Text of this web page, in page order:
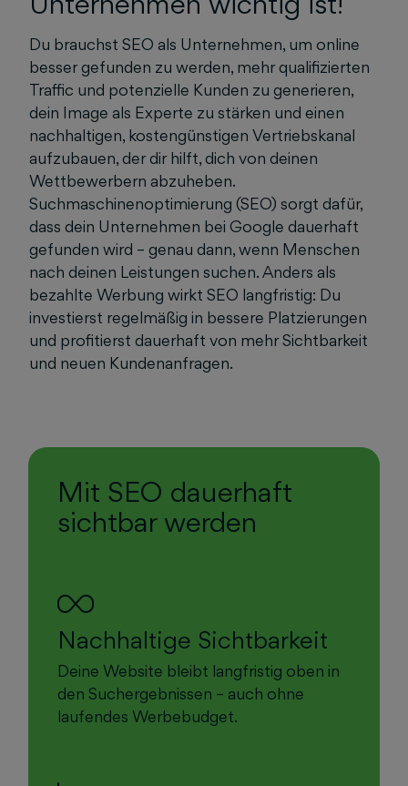
Du brauchst SEO als Unternehmen, um online
besser gefunden zu werden, mehr qualifizierten
Traffic und potenzielle Kunden zu generieren,
dein Image als Experte zu stärken und einen
nachhaltigen, kostengünstigen Vertriebskanal
aufzubauen, der dir hilft, dich von deinen
Wettbewerbern abzuheben.
Suchmaschinenoptimierung (SEO) sorgt dafür,
dass dein Unternehmen bei Google dauerhaft
gefunden wird – genau dann, wenn Menschen
nach deinen Leistungen suchen. Anders als
bezahlte Werbung wirkt SEO langfristig: Du
investierst regelmäßig in bessere Platzierungen
und profitierst dauerhaft von mehr Sichtbarkeit
und neuen Kundenanfragen.
Mit SEO dauerhaft
sichtbar werden
Nachhaltige Sichtbarkeit
Deine Website bleibt langfristig oben in
den Suchergebnissen – auch ohne
laufendes Werbebudget.